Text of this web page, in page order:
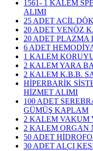
1561- 1 KALEM
ALIMI
25 ADET ACİL
20 ADET VENÖZ
20 ADET PLAZMA
6 ADET
1 KALEM
2 KALEM YARA
2 KALEM K.B.B.
HİPERBARİK
HİZMET ALIMI
100 ADET
GÜMÜŞ KAPLAM
2 KALEM VAKUM
2 KALEM ORGAN
50 ADET
30 ADET ALÇI